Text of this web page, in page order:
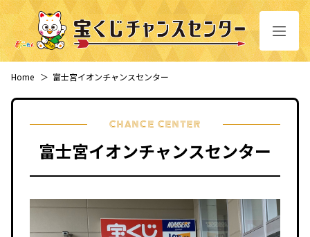
Home ＞ 富士宮イオンチャンスセンター
CHANCE CENTER
富士宮イオンチャンスセンター